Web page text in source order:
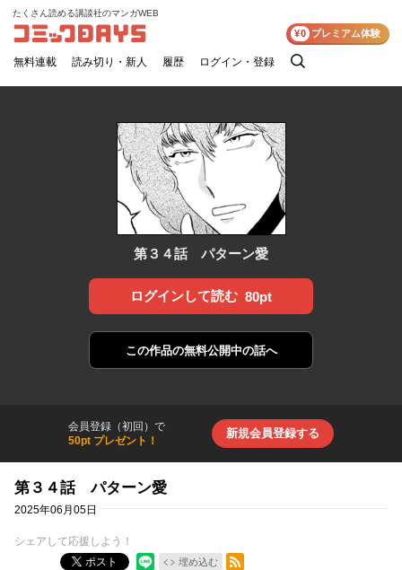
コミックDAYS
たくさん読める講談社のマンガWEB
無料連載 読み切り・新人 履歴 ログイン・登録
検
¥0 プレミアム体験
第３４話 パターン愛
ログインして読む 80pt
この作品の無料公開中の話へ
会員登録（初回）で
50pt プレゼント！
新規会員登録する
第３４話 パターン愛
2025年06月05日
シェアして応援しよう！
ポスト
埋め込む
RSSフィード